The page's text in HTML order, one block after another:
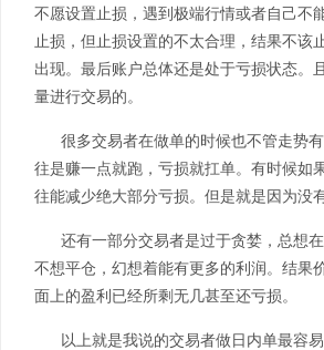
不愿设置止损，遇到极端行情或者自己不
止损，但止损设置的不太合理，结果不该
出现。最后账户总体还是处于亏损状态。
量进行交易的。
很多交易者在做单的时候也不管走势
往是赚一点就跑，亏损就扛单。有时候如
往能减少绝大部分亏损。但是就是因为没
还有一部分交易者是过于贪婪，总想
不想平仓，幻想着能有更多的利润。结果
面上的盈利已经所剩无几甚至还亏损。
以上就是我说的交易者做日内单最容